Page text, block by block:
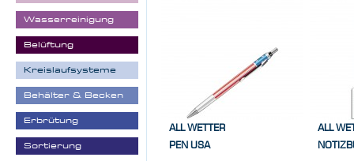
ALL WETTER
PEN USA
ALL
Wasserreinigung
Belüftung
Kreislaufsysteme
Behälter & Becken
Erbrütung
Sortierung